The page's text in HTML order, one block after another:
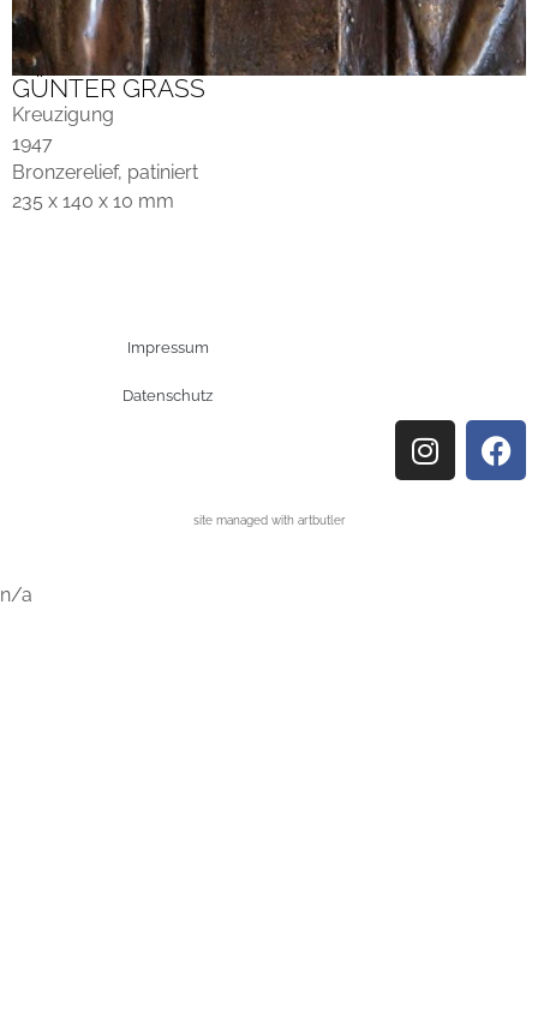
GÜNTER GRASS
Kreuzigung
1947
Bronzerelief, patiniert
235 x 140 x 10 mm
Impressum
Datenschutz
site managed with artbutler
n/a